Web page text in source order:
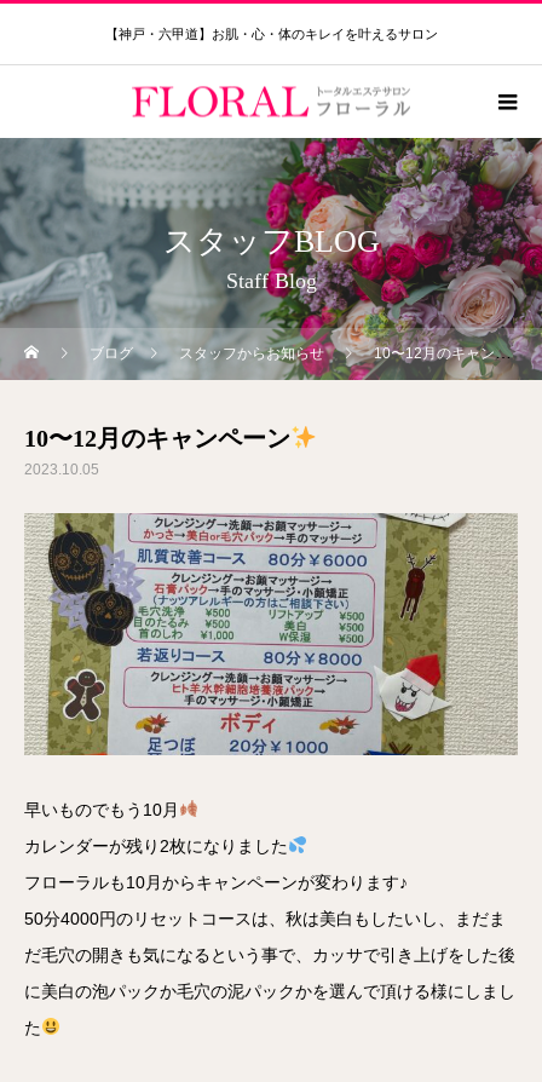
【神戸・六甲道】お肌・心・体のキレイを叶えるサロン
スタッフBLOG
Staff Blog
ブログ スタッフからお知らせ 10〜12月のキャンペーン
10〜12月のキャンペーン
2023.10.05
早いものでもう10月
カレンダーが残り2枚になりました
フローラルも10月からキャンペーンが変わります♪
50分4000円のリセットコースは、秋は美白もしたいし、まだま
だ毛穴の開きも気になるという事で、カッサで引き上げをした後
に美白の泡パックか毛穴の泥パックかを選んで頂ける様にしまし
た